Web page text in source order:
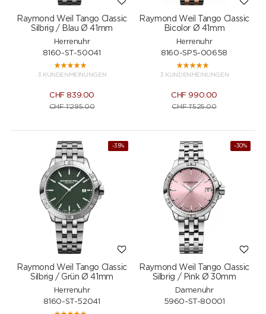
Raymond Weil Tango Classic
Silbrig / Blau Ø 41mm
Herrenuhr
8160-ST-50041
3 KUNDENMEINUNGEN
CHF 839.00
CHF1'295.00
Raymond Weil Tango Classic
Bicolor Ø 41mm
Herrenuhr
8160-SP5-00658
3 KUNDENMEINUNGEN
CHF 990.00
CHF1'525.00
-35%
Raymond Weil Tango Classic
Silbrig / Grün Ø 41mm
Herrenuhr
8160-ST-52041
-30%
Raymond Weil Tango Classic
Silbrig / Pink Ø 30mm
Damenuhr
5960-ST-80001